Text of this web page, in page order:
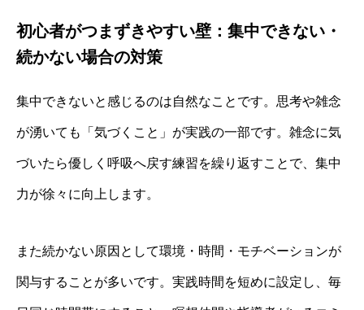
初心者がつまずきやすい壁：集中できない・
続かない場合の対策
集中できないと感じるのは自然なことです。思考や雑念
が湧いても「気づくこと」が実践の一部です。雑念に気
づいたら優しく呼吸へ戻す練習を繰り返すことで、集中
力が徐々に向上します。
また続かない原因として環境・時間・モチベーションが
関与することが多いです。実践時間を短めに設定し、毎